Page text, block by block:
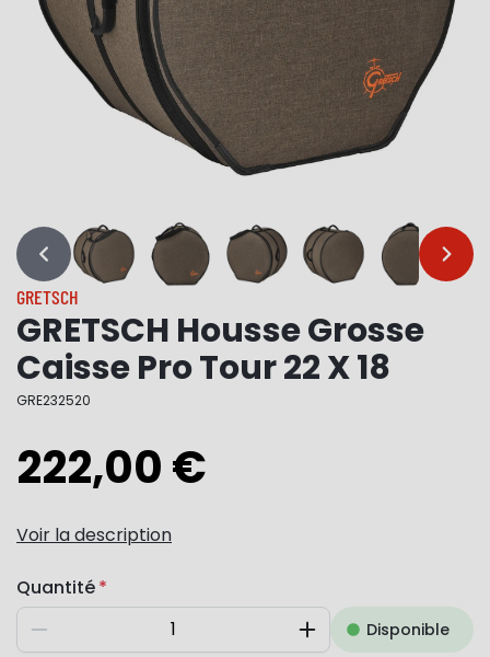
… …
GRETSCH
GRETSCH Housse Grosse
Caisse Pro Tour 22 X 18
GRE232520
222,00 €
Voir la description
Quantité
Diminuer AugmenterDisponible